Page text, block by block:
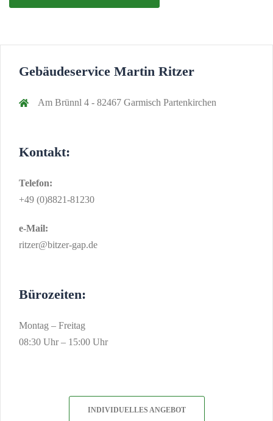
Gebäudeservice Martin Ritzer
Am Brünnl 4 - 82467 Garmisch Partenkirchen
Kontakt:
Telefon:
+49 (0)8821-81230
e-Mail:
ritzer@bitzer-gap.de
Bürozeiten:
Montag – Freitag
08:30 Uhr – 15:00 Uhr
INDIVIDUELLES ANGEBOT